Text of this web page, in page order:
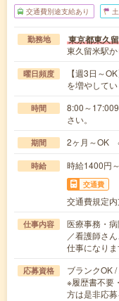
交通費別途支給あり
勤務地 東京都東久
東久留米駅
曜日頻度
【週3日～
を増やして
時間
8:00～
さい。
期間 2ヶ月～OK
時給 時給1400円～
交通費
交通費規定
仕事内容
医療事務・
／看護師さ
仕事になり
応募資格
ブランクOK
※履歴書不要
方は是非応